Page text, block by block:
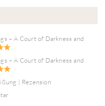
– A Court of Darkness and
– A Court of Darkness and
| Rezension